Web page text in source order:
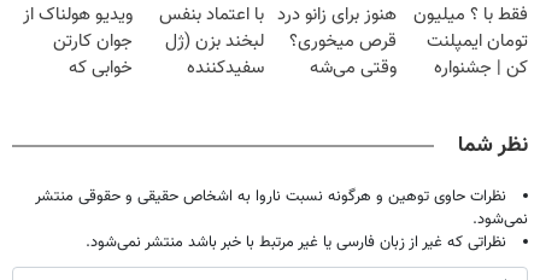
فقط ۲۵ میلیون
خانگی
صحبت کنید)
فقط با ؟ میلیون
تومان ایمپلنت
کن | جشنواره
هنوز برای زانو درد
قرص میخوری؟
وقتی می‌شه
با اعتماد بنفس
لبخند بزن (ژل
سفیدکننده
ویدیو هولناک از
جوان کارتن
خوابی که
نظر شما
نظرات حاوی توهین و هرگونه نسبت ناروا به اشخاص حقیقی و حقوقی منتشر
نمی‌شود.
نظراتی که غیر از زبان فارسی یا غیر مرتبط با خبر باشد منتشر نمی‌شود.